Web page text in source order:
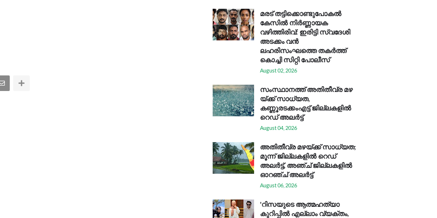
മരട് തട്ടിക്കൊണ്ടുപോകൽ
കേസിൽ നിർണ്ണായക
വഴിത്തിരിവ്: ഇരിട്ടി സ്വദേശി
അടക്കം വൻ
ലഹരിസംഘത്തെ തകർത്ത്
കൊച്ചി സിറ്റി പോലീസ്
August 02, 2026
സം​സ്ഥാ​ന​ത്ത് അ​തി​തീ​വ്ര മ​ഴ​
യ്ക്ക് സാ​ധ്യ​ത,
കണ്ണൂരടക്കംഎ​ട്ട് ജി​ല്ല​ക​ളി​ൽ
റെ​ഡ് അ​ലർ​ട്ട്
August 04, 2026
അതിതീവ്ര മഴയ്ക്ക് സാധ്യത;
മൂന്ന് ജില്ലകളിൽ റെഡ്
അലർട്ട്, അഞ്ച് ജില്ലകളിൽ
ഓറഞ്ച് അലർട്ട്
August 06, 2026
'റിസയുടെ ആത്മഹത്യാ
കുറിപ്പിൽ എല്ലാം വ്യക്തം,